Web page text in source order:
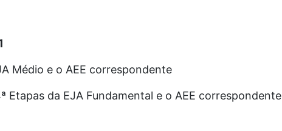
Médio e o AEE correspondente
Etapas da EJA Fundamental e o AEE correspondente